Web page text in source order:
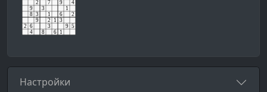
Настройки